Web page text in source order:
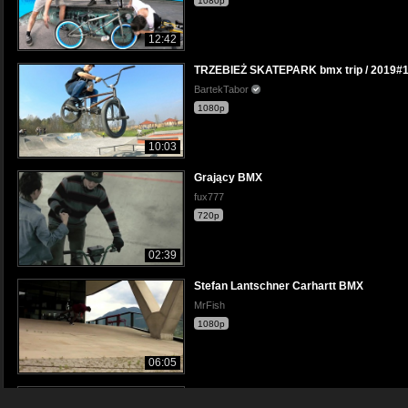
12:42
10:03
TRZEBIEŻ SKATEPARK bmx trip /
BartekTabor
1080p
02:39
Grający BMX
fux777
720p
06:05
Stefan Lantschner Carhartt BMX
MrFish
1080p